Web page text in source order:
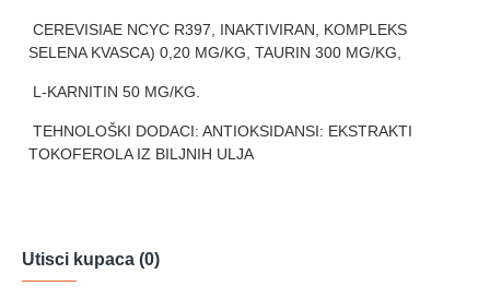
CEREVISIAE NCYC R397, INAKTIVIRAN, KOMPLEKS
SELENA KVASCA) 0,20 MG/KG, TAURIN 300 MG/KG,
L-KARNITIN 50 MG/KG.
TEHNOLOŠKI DODACI: ANTIOKSIDANSI: EKSTRAKTI
TOKOFEROLA IZ BILJNIH ULJA
Utisci kupaca (0)